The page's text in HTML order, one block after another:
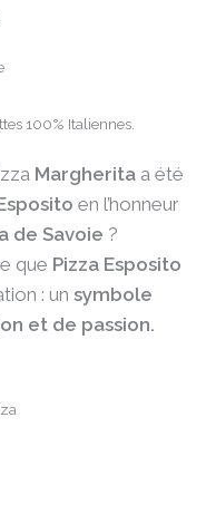
100% Italiennes.
Margherita a été
en l’honneur
de Savoie ?
que Pizza Esposito
: un symbole
et de passion.